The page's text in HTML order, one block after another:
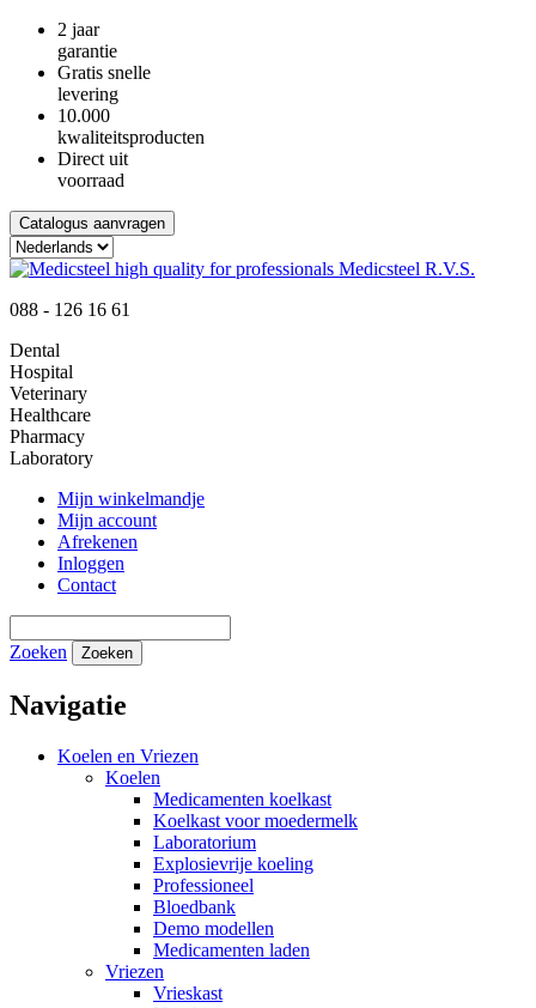
2 jaar
garantie
Gratis snelle
levering
10.000
kwaliteitsproducten
Direct uit
voorraad
Catalogus aanvragen
088 - 126 16 61
Dental
Hospital
Veterinary
Healthcare
Pharmacy
Laboratory
Mijn winkelmandje
Mijn account
Afrekenen
Inloggen
Contact
Zoeken Zoeken
Navigatie
Koelen en Vriezen
Koelen
Medicamenten koelkast
Koelkast voor moedermelk
Laboratorium
Explosievrije koeling
Professioneel
Bloedbank
Demo modellen
Medicamenten laden
Vriezen
Vrieskast